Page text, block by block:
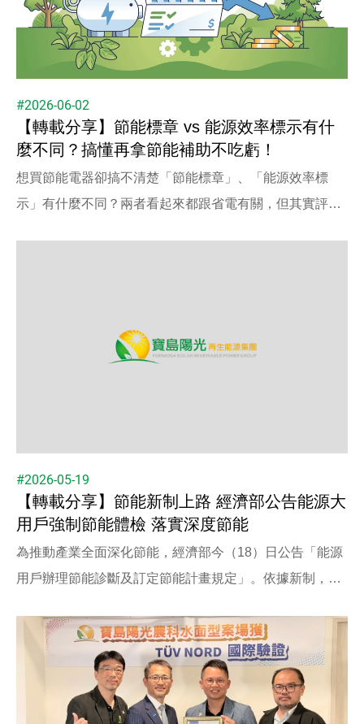
#2026-06-02
【轉載分享】節能標章 vs 能源效率標示有什
麼不同？搞懂再拿節能補助不吃虧！
想買節能電器卻搞不清楚「節能標章」、「能源效率標
示」有什麼不同？兩者看起來都跟省電有關，但其實評比
#2026-05-19
【轉載分享】節能新制上路 經濟部公告能源大
用戶強制節能體檢 落實深度節能
為推動產業全面深化節能，經濟部今（18）日公告「能源
用戶辦理節能診斷及訂定節能計畫規定」。依據新制，契
能診斷、訂定5年節能計畫並切實執行，以落實「深度節
能」政策目標。